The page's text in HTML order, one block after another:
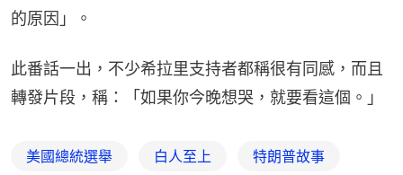
的原因」。
此番話一出，不少希拉里支持者都稱很有同感，而且
轉發片段，稱：「如果你今晚想哭，就要看這個。」
美國總統選舉 白人至上 特朗普故事